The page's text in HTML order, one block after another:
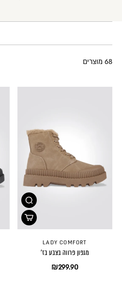
68 מוצרים
LADY COMFORT
מגפון פרווה בצבע בז'
₪299.90